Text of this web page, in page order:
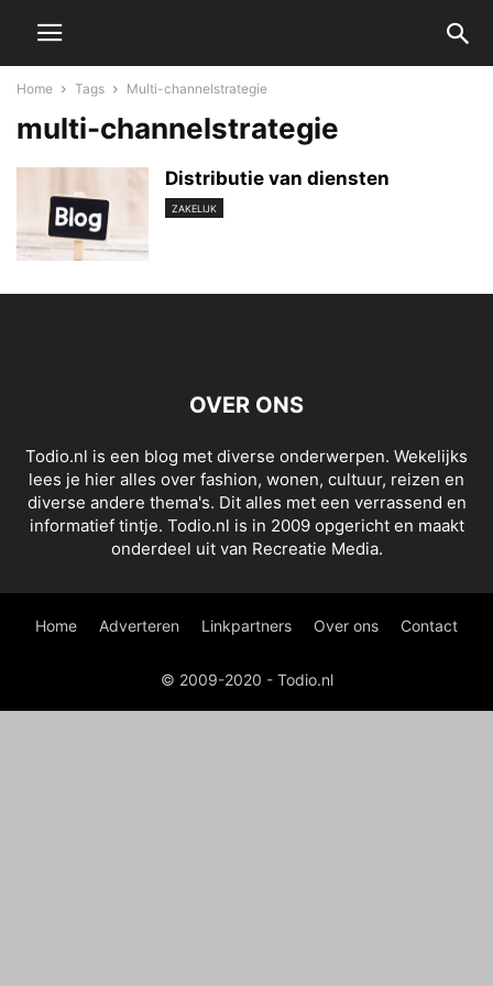
Home Tags Multi-channelstrategie
multi-channelstrategie
Distributie van diensten
ZAKELIJK
OVER ONS
Todio.nl is een blog met diverse onderwerpen. Wekelijks
lees je hier alles over fashion, wonen, cultuur, reizen en
diverse andere thema's. Dit alles met een verrassend en
informatief tintje. Todio.nl is in 2009 opgericht en maakt
onderdeel uit van Recreatie Media.
Home Adverteren Linkpartners Over ons Contact
© 2009-2020 - Todio.nl